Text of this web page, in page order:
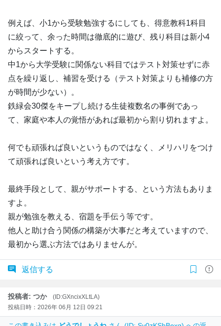
例えば、小1から受験勉強するにしても、得意教科1科目
に絞って、余った時間は徹底的に遊び、残り科目は新小4
からスタートする。
中1から大学受験に関係ない科目ではテスト対策せずに赤
点を繰り返し、補習を受ける（テスト対策よりも補修の方
が時間が少ない）。
鉄緑会30傑をキープし続ける生徒複数名の事例であっ
て、家庭や本人の覚悟があれば最初から割り切れますよ。
何でも頑張れば良いというものではなく、メリハリをつけ
て頑張れば良いという考え方です。
最終手段として、親がサポートする、という方法もありま
すよ。
親が勉強を教える、宿題を手伝う等です。
他人と助け合う関係の構築が大事だと考えていますので、
最初から選ぶ方法ではありませんが。
返信する
投稿者: つか
(ID:GXncixXLtLA)
投稿日時：2026年 06月 12日 09:21